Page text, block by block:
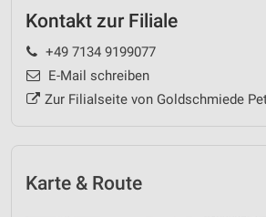
Kontakt zur Filiale
+49 7134 9199077
E-Mail schreiben
Zur Filialseite von Goldschmiede
Karte & Route